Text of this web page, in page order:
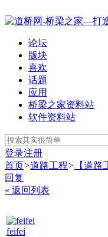
论坛
版块
喜欢
话题
应用
桥梁之家资料站
软件资料站
登录注册
首页>道路工程> 【道路
回复
« 返回列表
feifei